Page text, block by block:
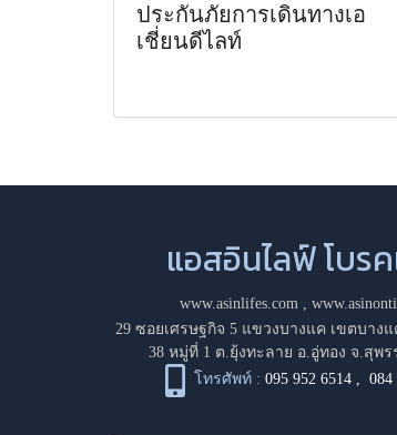
ประกันภัยการเดินทางเอ
เชี่ยนดีไลท์
แอสอินไลฟ์ โบร
www.asinlifes.com
29 ซอยเศรษฐกิจ 5 แขวงบางแค เขตบางแ
38 หมู่ที่ 1 ต.ยุ้งทะลาย อ.อู่ทอง จ.สุพร
โทรศัพท์ : 095 952 6514 ,084